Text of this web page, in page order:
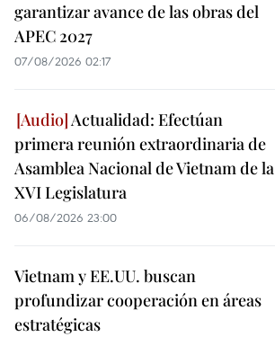
garantizar avance de las obras del
APEC 2027
07/08/2026 02:17
Actualidad: Efectúan
primera reunión extraordinaria de
Asamblea Nacional de Vietnam de la
XVI Legislatura
06/08/2026 23:00
Vietnam y EE.UU. buscan
profundizar cooperación en áreas
estratégicas